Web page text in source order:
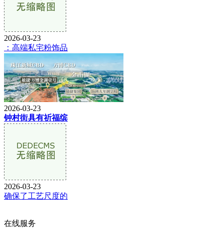
2026-03-23
：高端私宅粉饰品
2026-03-23
钟村街具有祈福缤
2026-03-23
确保了工艺尺度的
在线服务